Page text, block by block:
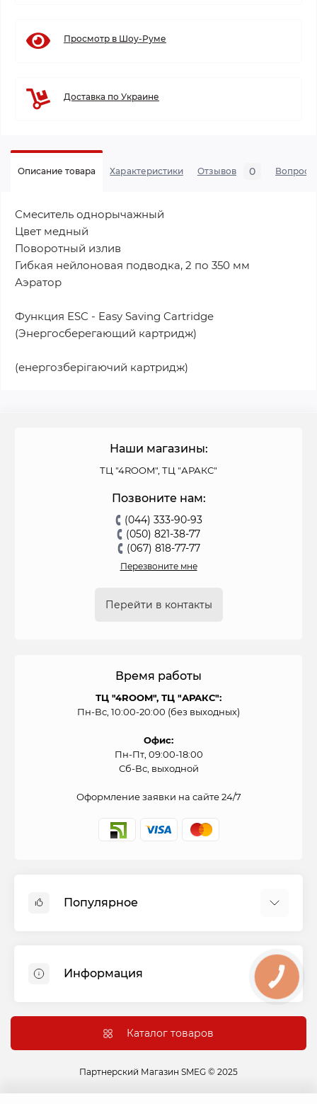
Просмотр в Шоу-Руме
Доставка по Украине
Описание товара Характеристики Отзывов 0 Вопросы
Смеситель однорычажный
Цвет медный
Поворотный излив
Гибкая нейлоновая подводка, 2 по 350 мм
Аэратор
Функция ESC - Easy Saving Cartridge
(Энергосберегающий картридж)
(енергозберігаючий картридж)
Наши магазины:
ТЦ "4ROOM", ТЦ "АРАКС"
Позвоните нам:
(044) 333-90-93
(050) 821-38-77
(067) 818-77-77
Перезвоните мне
Перейти в контакты
Время работы
ТЦ "4ROOM", ТЦ "АРАКС":
Пн-Вс, 10:00-20:00 (без выходных)
Офис:
Пн-Пт, 09:00-18:00
Сб-Вс, выходной
Оформление заявки на сайте 24/7
Популярное
Варочные панели
Вытяжки
Посудомоечные машины
Варочные центры
Информация
Гарантия и сервис
Каталог товаров
Партнерский Магазин SMEG © 2025
КНОПКА
СВЯЗИ